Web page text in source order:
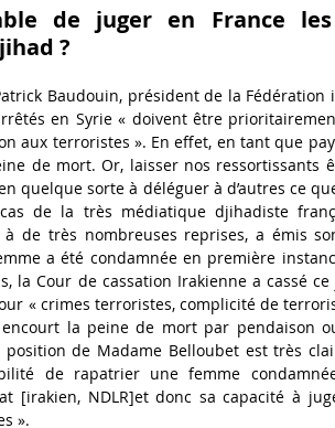
de juger en France les
?
Baudouin, président de la
en Syrie « doivent être
aux terroristes ». En effet, en tant que
de mort. Or, laisser nos ressortissants
sorte à déléguer à d’autres ce
de la très médiatique djihadiste
de très nombreuses reprises, a émis
a été condamnée en première
la Cour de cassation Irakienne a cassé
« crimes terroristes, complicité de
la peine de mort par pendaison
de Madame Belloubet est très
de rapatrier une femme
[irakien, NDLR]et donc sa capacité à
».